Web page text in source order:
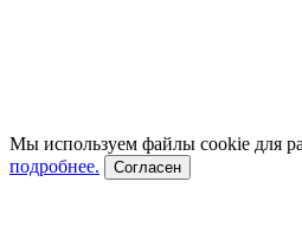
Мы используем файлы cookie для
подробнее.
Согласен